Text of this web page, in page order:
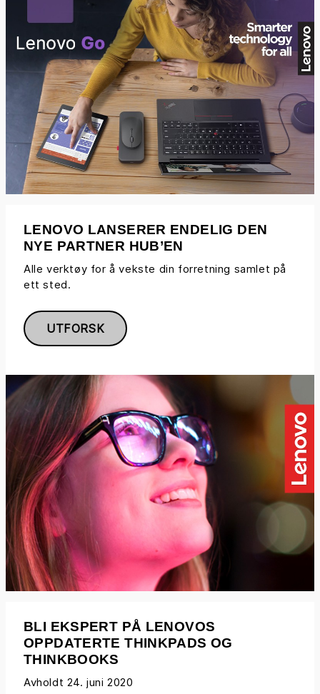
LENOVO LANSERER ENDELIG DEN
NYE PARTNER HUB’EN
Alle verktøy for å vekste din forretning samlet på
ett sted.
UTFORSK
BLI EKSPERT PÅ LENOVOS
OPPDATERTE THINKPADS OG
THINKBOOKS
Avholdt 24. juni 2020